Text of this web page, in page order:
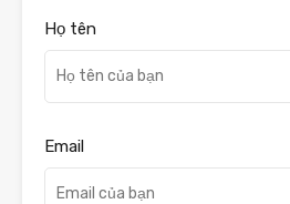
Họ tên
Email